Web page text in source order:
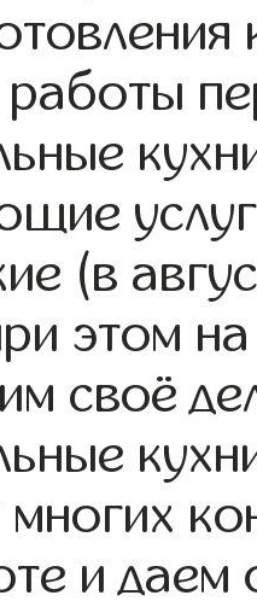
работы
(в
этом
своё
многих
и